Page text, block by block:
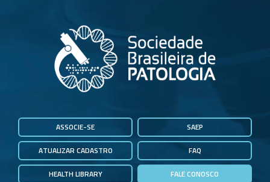
ASSOCIE-SE
ATUALIZAR CADASTRO
HEALTH LIBRARY
SAEP
FAQ
FALE CONOSCO